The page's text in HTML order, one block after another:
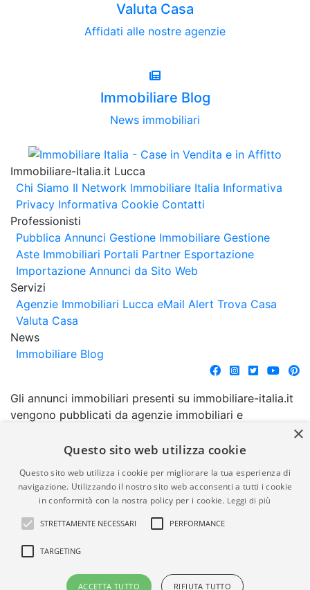
Valuta Casa
Affidati alle nostre agenzie
Immobiliare Blog
News immobiliari
Immobiliare-Italia.it Lucca
Chi Siamo Il Network Immobiliare Italia Informativa
Privacy Informativa Cookie Contatti
Professionisti
Pubblica Annunci Gestione Immobiliare Gestione
Aste Immobiliari Portali Partner Esportazione
Importazione Annunci da Sito Web
Servizi
Agenzie Immobiliari Lucca eMail Alert Trova Casa
Valuta Casa
News
Immobiliare Blog
Gli annunci immobiliari presenti su immobiliare-italia.it
vengono pubblicati da agenzie immobiliari e
comporta l'approvazione o l'avallo da parte di
garanzia da parte di quest'ultima. immobiliare-italia.it
quindi non è responsabile della veridicità, della
correttezza, della completezza, della normativa in
materia di privacy e/o di alcun altro aspetto dei
suddetti annunci.
© Copyright 2007 - 2026
Powered by
×
Questo sito web utilizza cookie
Questo sito web utilizza i cookie per migliorare la tua esperienza di
navigazione. Utilizzando il nostro sito web acconsenti a tutti i cookie
in conformità con la nostra policy per i cookie. Leggi di più
STRETTAMENTE NECESSARI PERFORMANCE
TARGETING
ACCETTA TUTTO RIFIUTA TUTTO